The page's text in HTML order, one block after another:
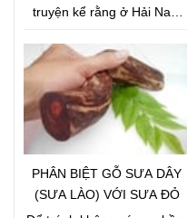
truyện kể rằng ở Hải Nam
già khỏe mạnh, da dẻ hồng
hào, dâu tóc bạc phơ có tuổi
thọ trung bình cả trăm tuổi
sống trong những ngôi nhà
bằng gỗ sưa đỏ, khi nghiên
cứu về sự bí ẩn này người ta
thấy có sự liên quan giữa gỗ
sưa và sức khỏe con người.
PHÂN BIỆT GỖ SƯA DÂY
(SƯA LÀO) VỚI SƯA ĐỎ